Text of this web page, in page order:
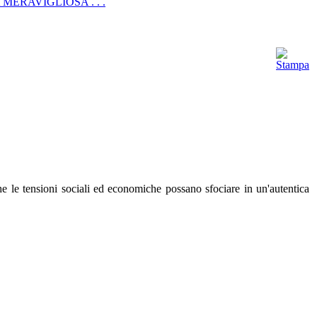
tensioni sociali ed economiche possano sfociare in un'autentica